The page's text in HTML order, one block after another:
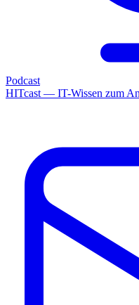
Podcast
HITcast — IT-Wissen zum